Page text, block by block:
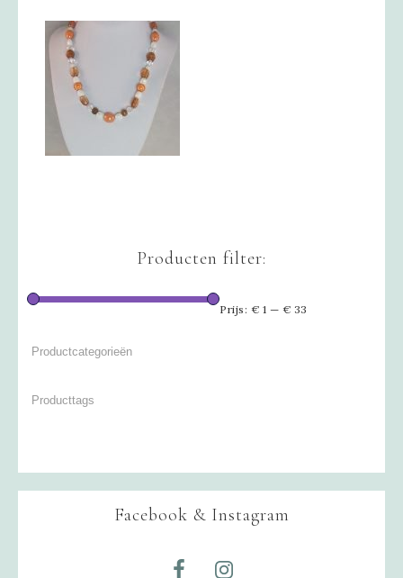
Producten filter:
Prijs: € 1 — € 33
Facebook & Instagram